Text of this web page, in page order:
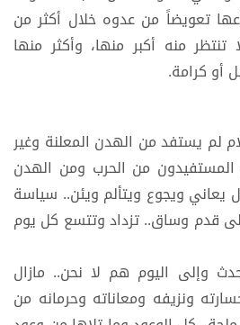
تعويضاً من عدوه خلال أكثر من
منه أكبر منها، وأكثر منها
أو كرامة.
لم يستفد من الهدن المعلنة وغير
المستفيدون من الحرب ومن الهدن
يعاني ويجوع ويتألم ويئن.. سياسة
قدم وساق.. تزداد وتتسع كل يوم
وإلى اليوم هم لا نحن.. مازال
ونزيفه ومعاناته وحرمانه من